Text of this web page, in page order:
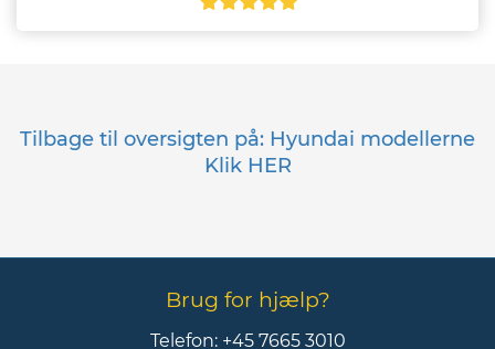
Tilbage til oversigten på: Hyundai modellerne
Klik HER
Brug for hjælp?
Telefon: +45 7665 3010